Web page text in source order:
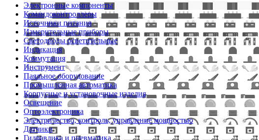
Электронные компоненты
Командоконтроллеры
Источники питания
Измерительные приборы
Светодиоды осветительные
Индикация
Коммутация
Инструмент
Паяльное оборудование
Промышленная автоматика
Корпусные и установочные изделия
Освещение
Оптоэлектроника
Электричество, контроль, управление мощностью
Датчики
Гидравлика и пневматика